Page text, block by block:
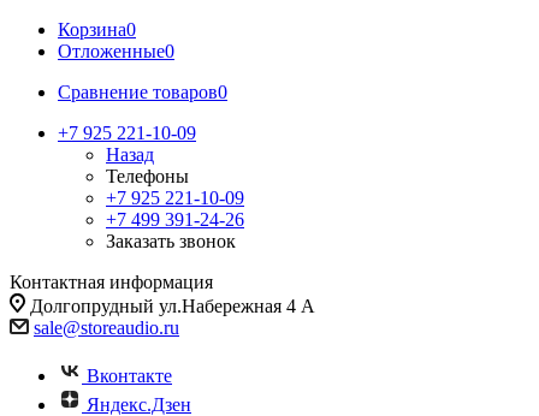
Корзина0
Отложенные0
Сравнение товаров0
+7 925 221-10-09
Назад
Телефоны
+7 925 221-10-09
+7 499 391-24-26
Заказать звонок
Контактная информация
Долгопрудный ул.Набережная 4 А
sale@storeaudio.ru
Вконтакте
Яндекс.Дзен